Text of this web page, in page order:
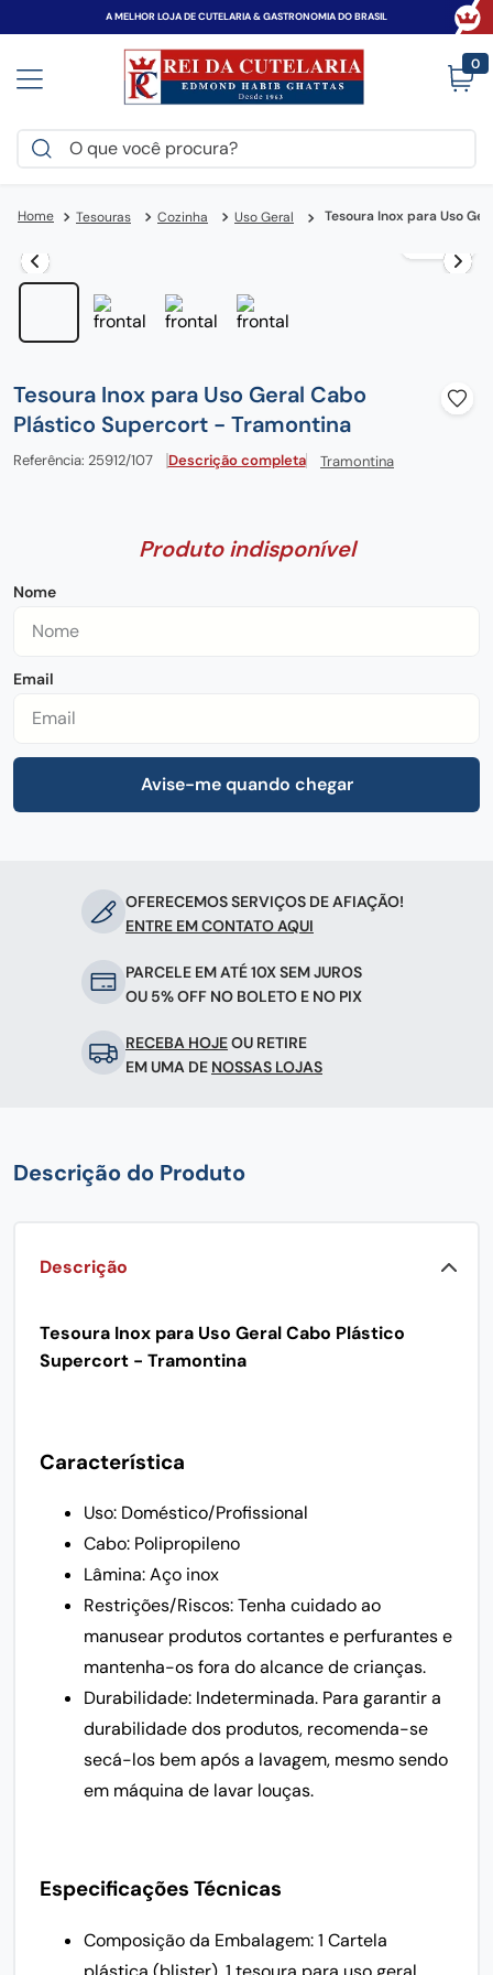
A MELHOR LOJA DE CUTELARIA & GASTRONOMIA DO BRASIL
0
O que você procura?
Tesouras Cozinha Uso Geral Tesoura Inox para Uso
Tesoura Inox para Uso Geral Cabo
Plástico Supercort - Tramontina
Referência: 25912/107 Descrição completa Tramontina
OFERECEMOS SERVIÇOS DE AFIAÇÃO!
ENTRE EM CONTATO AQUI
PARCELE EM ATÉ 10X SEM JUROS
OU 5% OFF NO BOLETO E NO PIX
RECEBA HOJEOU RETIRE
EM UMA DE NOSSAS LOJAS
Descrição do Produto
Descrição
Tesoura Inox para Uso Geral Cabo Plástico
Supercort - Tramontina
Característica
Uso: Doméstico/Profissional
Cabo: Polipropileno
Lâmina: Aço inox
Restrições/Riscos: Tenha cuidado ao
manusear produtos cortantes e perfurantes e
mantenha-os fora do alcance de crianças.
Durabilidade: Indeterminada. Para garantir a
durabilidade dos produtos, recomenda-se
secá-los bem após a lavagem, mesmo sendo
em máquina de lavar louças.
Especificações Técnicas
Composição da Embalagem: 1 Cartela
1º victorinox
2º
canivete
4º espada
6º tramontina
7º century